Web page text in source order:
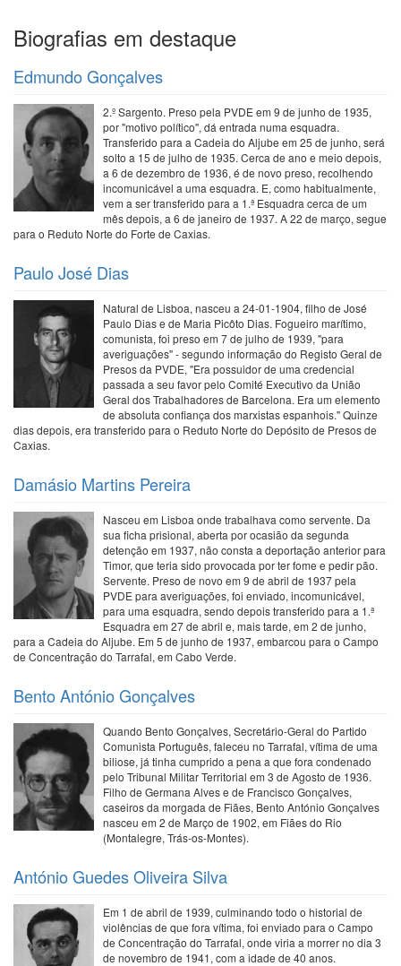
Biografias em destaque
Edmundo Gonçalves
2.º Sargento. Preso pela PVDE em 9 de junho de 1935,
por "motivo político", dá entrada numa esquadra.
Transferido para a Cadeia do Aljube em 25 de junho, será
solto a 15 de julho de 1935. Cerca de ano e meio depois,
a 6 de dezembro de 1936, é de novo preso, recolhendo
incomunicável a uma esquadra. E, como habitualmente,
vem a ser transferido para a 1.ª Esquadra cerca de um
mês depois, a 6 de janeiro de 1937. A 22 de março, segue
para o Reduto Norte do Forte de Caxias.
Paulo José Dias
Natural de Lisboa, nasceu a 24-01-1904, filho de José
Paulo Dias e de Maria Picôto Dias. Fogueiro marítimo,
comunista, foi preso em 7 de julho de 1939, "para
averiguações" - segundo informação do Registo Geral de
Presos da PVDE, "Era possuidor de uma credencial
passada a seu favor pelo Comité Executivo da União
Geral dos Trabalhadores de Barcelona. Era um elemento
de absoluta confiança dos marxistas espanhois." Quinze
dias depois, era transferido para o Reduto Norte do Depósito de Presos de
Caxias.
Damásio Martins Pereira
Nasceu em Lisboa onde trabalhava como servente. Da
sua ficha prisional, aberta por ocasião da segunda
detenção em 1937, não consta a deportação anterior para
Timor, que teria sido provocada por ter fome e pedir pão.
Servente. Preso de novo em 9 de abril de 1937 pela
PVDE para averiguações, foi enviado, incomunicável,
para uma esquadra, sendo depois transferido para a 1.ª
Esquadra em 27 de abril e, mais tarde, em 2 de junho,
para a Cadeia do Aljube. Em 5 de junho de 1937, embarcou para o Campo
de Concentração do Tarrafal, em Cabo Verde.
Bento António Gonçalves
Quando Bento Gonçalves, Secretário-Geral do Partido
Comunista Português, faleceu no Tarrafal, vítima de uma
biliose, já tinha cumprido a pena a que fora condenado
pelo Tribunal Militar Territorial em 3 de Agosto de 1936.
Filho de Germana Alves e de Francisco Gonçalves,
caseiros da morgada de Fiães, Bento António Gonçalves
nasceu em 2 de Março de 1902, em Fiães do Rio
(Montalegre, Trás-os-Montes).
António Guedes Oliveira Silva
Em 1 de abril de 1939, culminando todo o historial de
violências de que fora vítima, foi enviado para o Campo
de Concentração do Tarrafal, onde viria a morrer no dia 3
de novembro de 1941, com a idade de 40 anos.